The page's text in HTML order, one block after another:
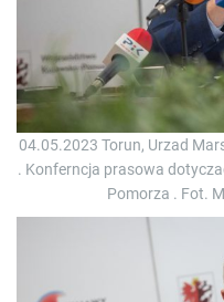
04.05.2023 Torun, Urzad
. Konferncja prasowa
Pomorza . Fot.